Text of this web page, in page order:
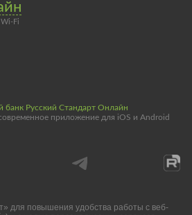
Wi-Fi
Русский Стандарт Онлайн
приложение для iOS и Android
для повышения удобства работы с веб-